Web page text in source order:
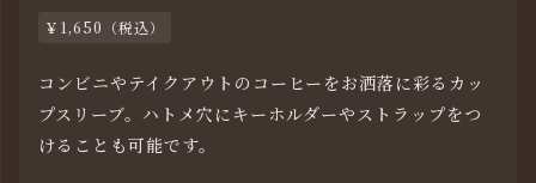
￥1,650（税込）
コンビニやテイクアウトのコーヒーをお洒落に彩るカッ
プスリーブ。ハトメ穴にキーホルダーやストラップをつ
けることも可能です。